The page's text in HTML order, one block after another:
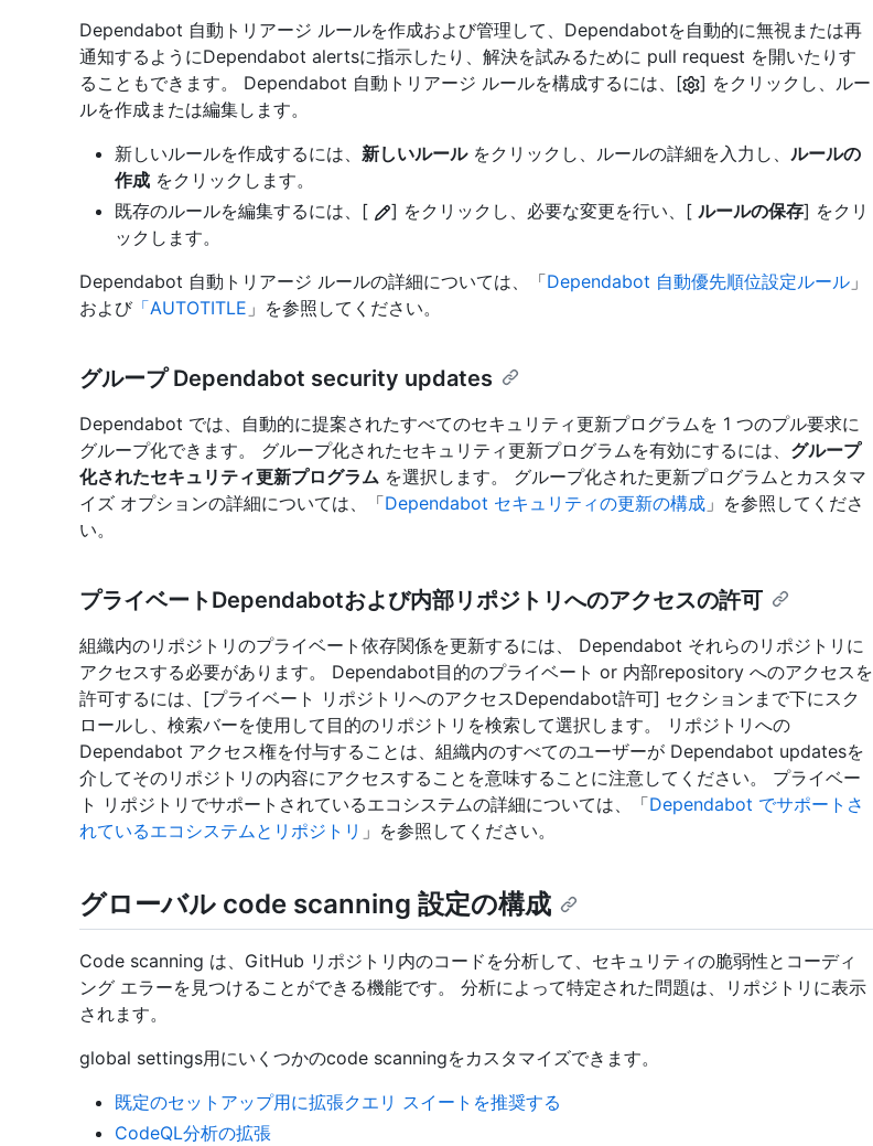
Dependabot 自動トリアージ ルールを作成および管理して、Dependabotを自動的に無視または再
通知するようにDependabot alertsに指示したり、解決を試みるために pull request を開いたりす
ることもできます。 Dependabot 自動トリアージ ルールを構成するには、[
] をクリックし、ルー
ルを作成または編集します。
新しいルールを作成するには、 新しいルールをクリックし、ルールの詳細を入力し、 ルールの
作成 をクリックします。
既存のルールを編集するには、[
] をクリックし、必要な変更を行い、[ ルールの保存] をクリ
ックします。
Dependabot 自動トリアージ ルールの詳細については、「Dependabot 自動優先順位設定ルール 」
および「AUTOTITLE 」を参照してください。
グループ Dependabot security updates
Dependabot では、自動的に提案されたすべてのセキュリティ更新プログラムを 1 つのプル要求に
グループ化できます。 グループ化されたセキュリティ更新プログラムを有効にするには、 グループ
化されたセキュリティ更新プログラム を選択します。 グループ化された更新プログラムとカスタマ
イズ オプションの詳細については、「Dependabot セキュリティの更新の構成 」を参照してくださ
い。
プライベートDependabotおよび内部リポジトリへのアクセスの許可
組織内のリポジトリのプライベート依存関係を更新するには、 Dependabot それらのリポジトリに
アクセスする必要があります。 Dependabot目的のプライベート or 内部repository へのアクセスを
許可するには、[プライベート リポジトリへのアクセスDependabot許可] セクションまで下にスク
ロールし、検索バーを使用して目的のリポジトリを検索して選択します。 リポジトリへの
Dependabot アクセス権を付与することは、組織内のすべてのユーザーが Dependabot updatesを
介してそのリポジトリの内容にアクセスすることを意味することに注意してください。 プライベー
ト リポジトリでサポートされているエコシステムの詳細については、「Dependabot でサポートさ
れているエコシステムとリポジトリ 」を参照してください。
グローバル code scanning 設定の構成
Code scanning は、GitHub リポジトリ内のコードを分析して、セキュリティの脆弱性とコーディ
ング エラーを見つけることができる機能です。 分析によって特定された問題は、リポジトリに表示
されます。
global settings用にいくつかのcode scanningをカスタマイズできます。
既定のセットアップ用に拡張クエリ スイートを推奨する
CodeQL分析の拡張